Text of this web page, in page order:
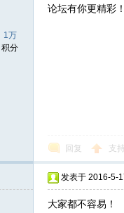
1万
积分
论坛有你更精彩！
回复 支持
发表于 2016-5-
大家都不容易！